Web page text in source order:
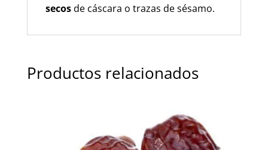
secosde cáscara o trazas de sésamo.
Productos relacionados